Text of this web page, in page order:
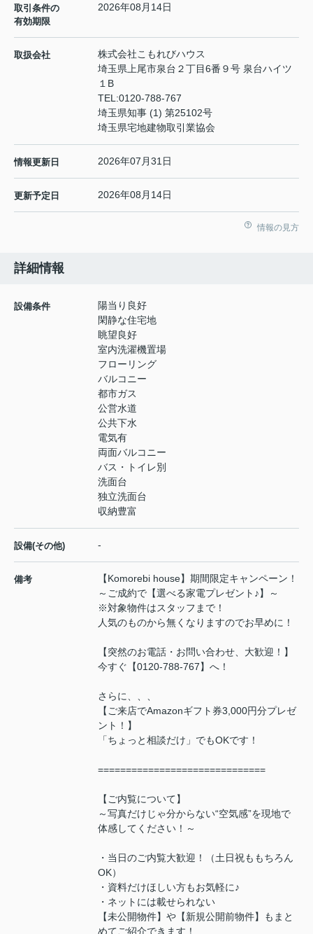
取引条件の
有効期限
2026年08月14日
取扱会社
株式会社こもれびハウス
埼玉県上尾市泉台２丁目6番９号 泉台ハイツ
１B
TEL:0120-788-767
埼玉県知事 (1) 第25102号
埼玉県宅地建物取引業協会
情報更新日 2026年07月31日
更新予定日 2026年08月14日
情報の見方
詳細情報
設備条件
陽当り良好
閑静な住宅地
眺望良好
室内洗濯機置場
フローリング
バルコニー
都市ガス
公営水道
公共下水
電気有
両面バルコニー
バス・トイレ別
洗面台
独立洗面台
収納豊富
設備(その他) -
備考
【Komorebi house】期間限定キャンペーン！
～ご成約で【選べる家電プレゼント♪】～
※対象物件はスタッフまで！
人気のものから無くなりますのでお早めに！
【突然のお電話・お問い合わせ、大歓迎！】
今すぐ【0120-788-767】へ！
さらに、、、
【ご来店でAmazonギフト券3,000円分プレゼ
ント！】
「ちょっと相談だけ」でもOKです！
==============================
【ご内覧について】
～写真だけじゃ分からない“空気感”を現地で
体感してください！～
・当日のご内覧大歓迎！（土日祝ももちろん
OK）
・資料だけほしい方もお気軽に♪
・ネットには載せられない
【未公開物件】や【新規公開前物件】もまと
めてご紹介できます！